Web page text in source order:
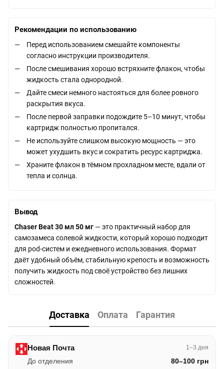
Рекомендации по использованию
Перед использованием смешайте компоненты
согласно инструкции производителя.
После смешивания хорошо встряхните флакон, чтобы
жидкость стала однородной.
Дайте смеси немного настояться для более ровного
раскрытия вкуса.
После первой заправки подождите 5–10 минут, чтобы
картридж полностью пропитался.
Не используйте слишком высокую мощность — это
может ухудшить вкус и сократить ресурс картриджа.
Храните флакон в тёмном прохладном месте, вдали от
тепла и солнца.
Вывод
Chaser Beat 30 мл 50 мг — это практичный набор для
самозамеса солевой жидкости, который хорошо подходит
для pod-систем и ежедневного использования. Формат
даёт удобный объём, стабильную крепость и возможность
получить жидкость под своё устройство без лишних
сложностей.
Доставка Оплата Гарантия
Новая Почта 1–3 дня
До отделения
80–100 грн